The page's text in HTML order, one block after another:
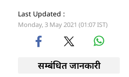
Last Updated :
Monday, 3 May 2021 (01:07 IST)
सम्बंधित जानकारी